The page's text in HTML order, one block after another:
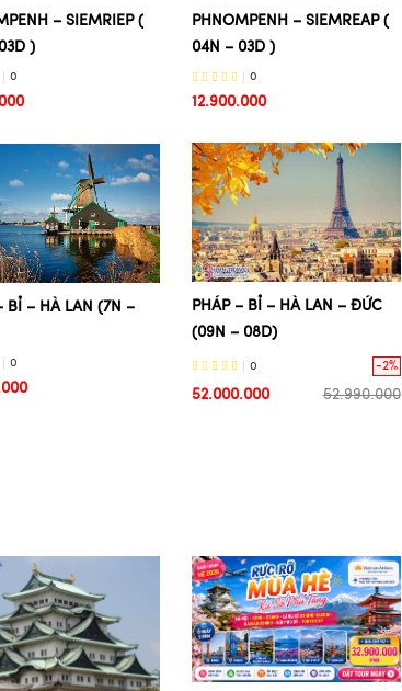
– SIEMRIEP (
)
0
PHNOMPENH – SIEMREAP (
04N – 03D )
0
12.900.000
BỈ – HÀ LAN (7N –
0
PHÁP – BỈ – HÀ LAN – ĐỨC
(09N – 08D)
0 -2%
52.000.000
52.990.000